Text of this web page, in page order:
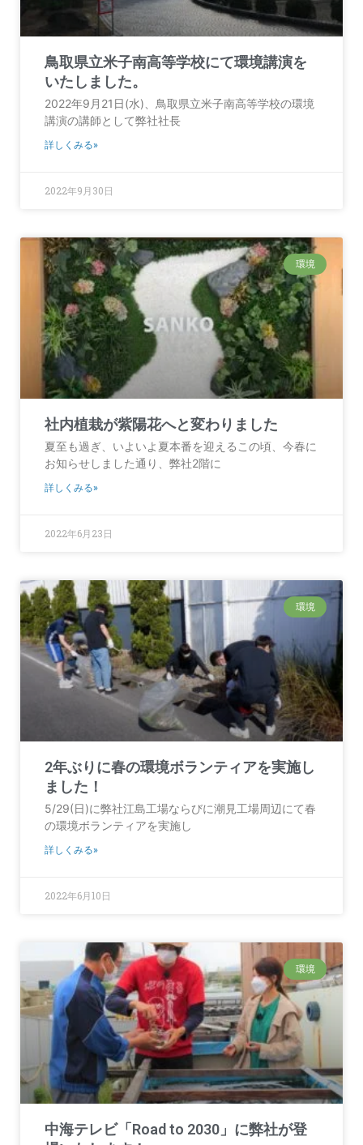
鳥取県立米子南高等学校にて環境講演を
いたしました。
2022年9月21日(水)、鳥取県立米子南高等学校の環境
講演の講師として弊社社長
詳しくみる»
2022年9月30日
環境
社内植栽が紫陽花へと変わりました
夏至も過ぎ、いよいよ夏本番を迎えるこの頃、今春に
お知らせしました通り、弊社2階に
詳しくみる»
2022年6月23日
環境
2年ぶりに春の環境ボランティアを実施し
ました！
5/29(日)に弊社江島工場ならびに潮見工場周辺にて春
の環境ボランティアを実施し
詳しくみる»
2022年6月10日
環境
中海テレビ「Road to 2030」に弊社が登